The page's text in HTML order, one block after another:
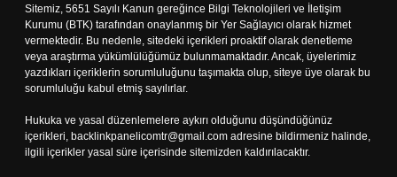
Sitemiz, 5651 Sayılı Kanun gereğince Bilgi Teknolojileri ve İletişim
Kurumu (BTK) tarafından onaylanmış bir Yer Sağlayıcı olarak hizmet
vermektedir. Bu nedenle, sitedeki içerikleri proaktif olarak denetleme
veya araştırma yükümlülüğümüz bulunmamaktadır. Ancak, üyelerimiz
yazdıkları içeriklerin sorumluluğunu taşımakta olup, siteye üye olarak bu
sorumluluğu kabul etmiş sayılırlar.
Hukuka ve yasal düzenlemelere aykırı olduğunu düşündüğünüz
içerikleri, backlinkpanelicomtr@gmail.com adresine bildirmeniz halinde,
ilgili içerikler yasal süre içerisinde sitemizden kaldırılacaktır.